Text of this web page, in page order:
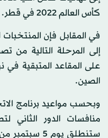
كأس العالم 2022 في قطر.
إلى المرحلة التالية من
الصين.
وبحسب مواعيد برنامج